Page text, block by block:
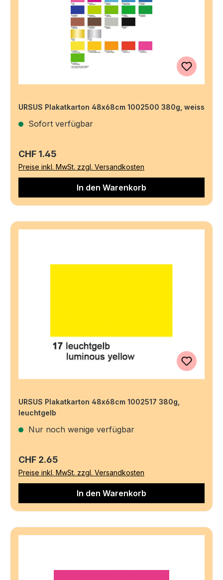
URSUS Plakatkarton 48x68cm 1002500 380g, weiss
Sofort verfügbar
Regulärer Preis:
CHF 1.45
Preise inkl. MwSt. zzgl. Versandkosten
In den Warenkorb
URSUS Plakatkarton 48x68cm 1002517 380g,
leuchtgelb
Nur noch wenige verfügbar
Regulärer Preis:
CHF 2.65
Preise inkl. MwSt. zzgl. Versandkosten
In den Warenkorb